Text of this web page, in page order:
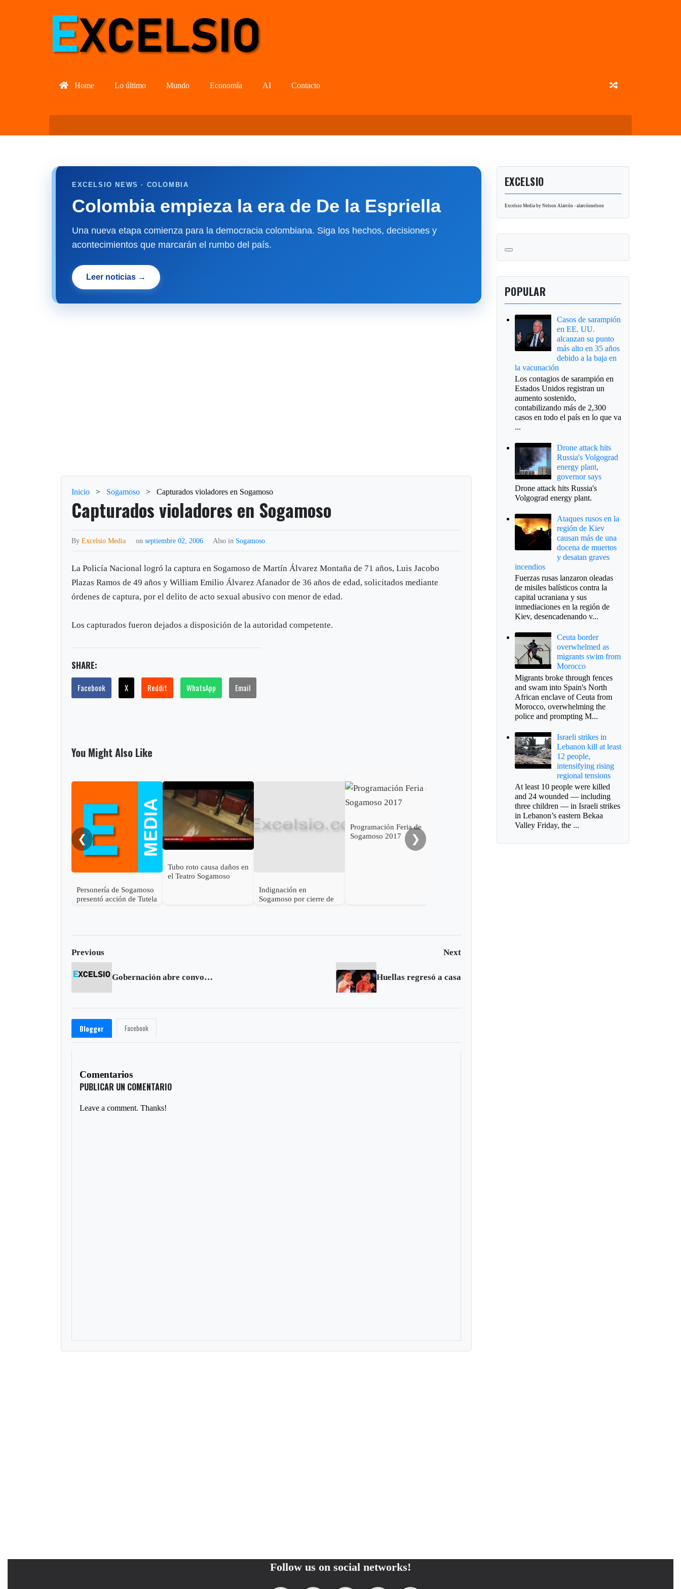
Home Lo último Mundo Economía AI Contacto
EXCELSIO NEWS · COLOMBIA
Colombia empieza la era de De la Espriella
Una nueva etapa comienza para la democracia colombiana. Siga los hechos, decisiones y
acontecimientos que marcarán el rumbo del país.
Leer noticias →
Inicio > Sogamoso > Capturados violadores en Sogamoso
Capturados violadores en Sogamoso
ByExcelsio Media onseptiembre 02, 2006 Also in Sogamoso
La Policía Nacional logró la captura en Sogamoso de Martín Álvarez Montaña de 71 años, Luis Jacobo
Plazas Ramos de 49 años y William Emilio Álvarez Afanador de 36 años de edad, solicitados mediante
órdenes de captura, por el delito de acto sexual abusivo con menor de edad.
Los capturados fueron dejados a disposición de la autoridad competente.
SHARE:
Facebook X Reddit WhatsApp Email
You Might Also Like
❮
Personería de Sogamoso
presentó acción de Tutela
Tubo roto causa daños en
el Teatro Sogamoso
Indignación en
Sogamoso por cierre de
Programación Feria de
Sogamoso 2017
elecciones de revocatoria
al alcalde de Sogamoso
❯
Previous Next
Gobernación abre convocatorias para Expociencia 2006 Huellas regresó a casa
Blogger Facebook
Comentarios
PUBLICAR UN COMENTARIO
Leave a comment. Thanks!
EXCELSIO
Excelsio Media by Nelson Alarcón - alarcónnelson
POPULAR
Casos de sarampión
en EE. UU.
alcanzan su punto
más alto en 35 años
debido a la baja en
la vacunación
Los contagios de sarampión en
Estados Unidos registran un
aumento sostenido,
contabilizando más de 2,300
casos en todo el país en lo que va
...
Drone attack hits
Russia's Volgograd
energy plant,
governor says
Drone attack hits Russia's
Volgograd energy plant.
Ataques rusos en la
región de Kiev
causan más de una
docena de muertos
y desatan graves
incendios
Fuerzas rusas lanzaron oleadas
de misiles balísticos contra la
capital ucraniana y sus
inmediaciones en la región de
Kiev, desencadenando v...
Ceuta border
overwhelmed as
migrants swim from
Morocco
Migrants broke through fences
and swam into Spain's North
African enclave of Ceuta from
Morocco, overwhelming the
police and prompting M...
Israeli strikes in
Lebanon kill at least
12 people,
intensifying rising
regional tensions
At least 10 people were killed
and 24 wounded — including
three children — in Israeli strikes
in Lebanon’s eastern Bekaa
Valley Friday, the ...
Follow us on social networks!